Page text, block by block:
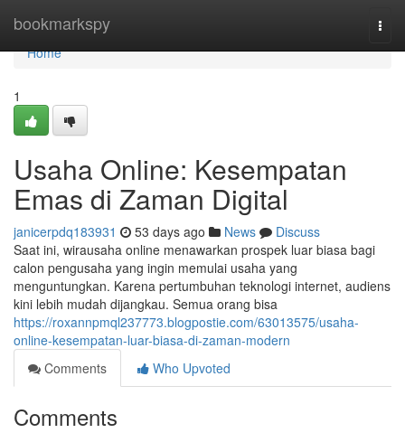
bookmarkspy
Home
Home
1
Usaha Online: Kesempatan
Emas di Zaman Digital
janicerpdq183931 53 days ago News
Discuss
Saat ini, wirausaha online menawarkan prospek luar biasa bagi
calon pengusaha yang ingin memulai usaha yang
menguntungkan. Karena pertumbuhan teknologi internet, audiens
kini lebih mudah dijangkau. Semua orang bisa
https://roxannpmql237773.blogpostie.com/63013575/usaha-
online-kesempatan-luar-biasa-di-zaman-modern
Comments
Who Upvoted
Comments